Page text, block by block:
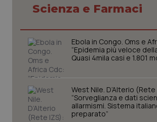
Puglia
Sardegna
Sicilia
Toscana
Umbria
Malattie rare
Malattia di Crohn &
Neuroscienze & patologie
Obesità
Oftalmologia
Scienza e Farmaci
Ebola in Congo. Oms e
“Epidemia più veloce
Quasi 4mila casi e 1.801
West Nile. D’Alterio (Rete
“Sorveglianza e dati
allarmismi. Sistema
preparato”